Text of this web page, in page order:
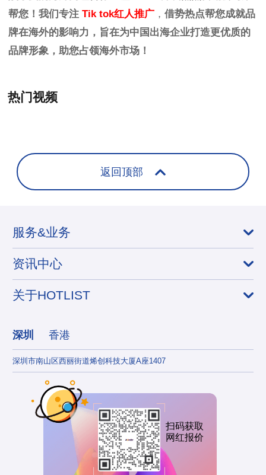
帮您！我们专注 Tik tok红人推广 ， 借势热点帮您成就品
牌在海外的影响力，旨在为中国出海企业打造更优质的
品牌形象，助您占领海外市场！
热门视频
返回顶部
服务&业务
资讯中心
关于HOTLIST
深圳 香港
深圳市南山区西丽街道烯创科技大厦A座1407
扫码获取
网红报价